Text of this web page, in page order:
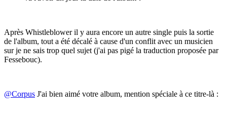
Après Whistleblower il y aura encore un autre single puis la sortie
de l'album, tout a été décalé à cause d'un conflit avec un musicien
sur je ne sais trop quel sujet (j'ai pas pigé la traduction proposée par
Fessebouc).
@Corpus J'ai bien aimé votre album, mention spéciale à ce titre-là :